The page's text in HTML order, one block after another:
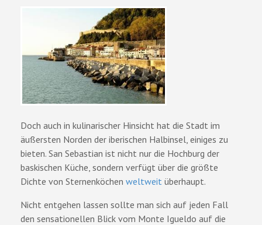
Doch auch in kulinarischer Hinsicht hat die Stadt im
äußersten Norden der iberischen Halbinsel, einiges zu
bieten. San Sebastian ist nicht nur die Hochburg der
baskischen Küche, sondern verfügt über die größte
Dichte von Sternenköchen weltweit überhaupt.
Nicht entgehen lassen sollte man sich auf jeden Fall
den sensationellen Blick vom Monte Igueldo auf die